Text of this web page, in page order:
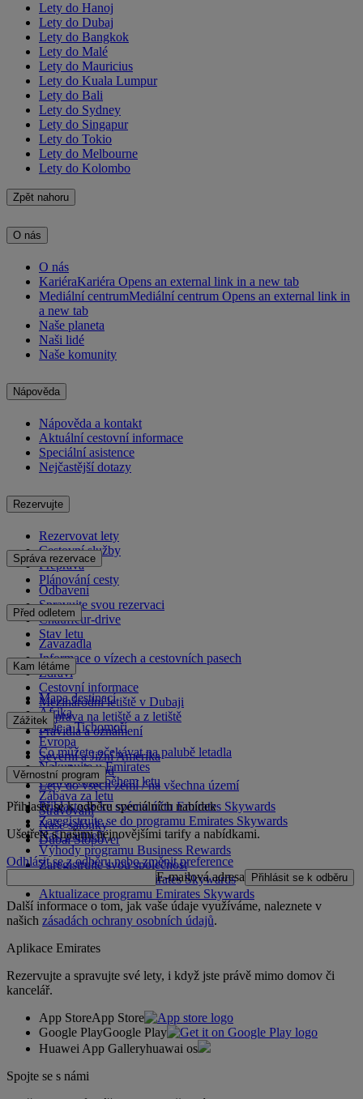
Lety do Hanoj
Lety do Dubaj
Lety do Bangkok
Lety do Malé
Lety do Mauricius
Lety do Kuala Lumpur
Lety do Bali
Lety do Sydney
Lety do Singapur
Lety do Tokio
Lety do Melbourne
Lety do Kolombo
Zpět nahoru
O nás
O nás
KariéraKariéra Opens an external link in a new tab
Mediální centrumMediální centrum Opens an external link in
a new tab
Naše planeta
Naši lidé
Naše komunity
Nápověda
Nápověda a kontakt
Aktuální cestovní informace
Speciální asistence
Nejčastější dotazy
Rezervujte
Rezervovat lety
Cestovní služby
Přeprava
Plánování cesty
Správa rezervace
Odbavení
Spravujte svou rezervaci
Chauffeur-drive
Stav letu
Před odletem
Zavazadla
Informace o vízech a cestovních pasech
Zdraví
Cestovní informace
Mezinárodní letiště v Dubaji
Doprava na letiště a z letiště
Pravidla a oznámení
Kam létáme
Mapa destinací
Afrika
Asie a Tichomoří
Evropa
Severní a Jižní Amerika
Blízký východ
Lety do všech zemí / na všechna území
Zážitek
Co můžete očekávat na palubě letadla
Nakupujte u Emirates
Co vás čeká během letu
Zábava za letu
Stravování
Naše salónky
Dubai Stopover
Věrnostní program
Přihlaste se ke svému účtu Emirates Skywards
Zaregistrujte se do programu Emirates Skywards
Naši partneři
Výhody programu Business Rewards
Zaregistrujte svou společnost
Pravidla programu Emirates Skywards
Aktualizace programu Emirates Skywards
Přihlaste se k odběru speciálních nabídek
Ušetřete s našimi nejnovějšími tarify a nabídkami.
Odhlásit se z odběru nebo změnit preference
E-mailová adresa
Přihlásit se k odběru
Další informace o tom, jak vaše údaje využíváme, naleznete v
našich zásadách ochrany osobních údajů.
Aplikace Emirates
Rezervujte a spravujte své lety, i když jste právě mimo domov či
kancelář.
App StoreApp Store
Google PlayGoogle Play
Huawei App Galleryhuawai os
Spojte se s námi